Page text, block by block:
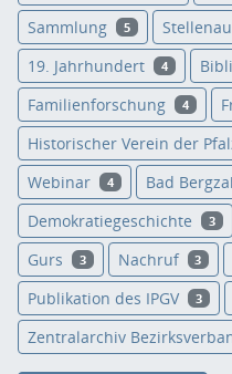
Sammlung 5
19. Jahrhundert 4
Familienforschung 4
Historischer Verein der
Webinar 4 Bad
Demokratiegeschichte 3
Gurs 3 Nachruf 3
Publikation des IPGV 3
Zentralarchiv